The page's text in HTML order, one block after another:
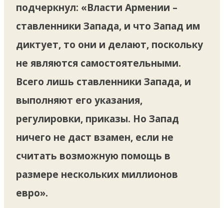
подчеркнул: «Власти Армении –
ставленники Запада, и что Запад им
диктует, то они и делают, поскольку
не являются самостоятельными.
Всего лишь ставленники Запада, и
выполняют его указания,
регулировки, приказы. Но Запад
ничего не даст взамен, если не
считать возможную помощь в
размере нескольких миллионов
евро».